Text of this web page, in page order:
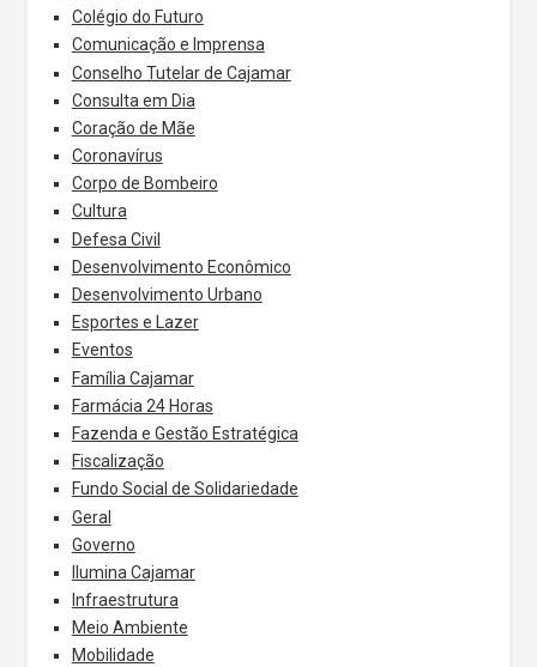
Colégio do Futuro
Comunicação e Imprensa
Conselho Tutelar de Cajamar
Consulta em Dia
Coração de Mãe
Coronavírus
Corpo de Bombeiro
Cultura
Defesa Civil
Desenvolvimento Econômico
Desenvolvimento Urbano
Esportes e Lazer
Eventos
Família Cajamar
Farmácia 24 Horas
Fazenda e Gestão Estratégica
Fiscalização
Fundo Social de Solidariedade
Geral
Governo
Ilumina Cajamar
Infraestrutura
Meio Ambiente
Mobilidade